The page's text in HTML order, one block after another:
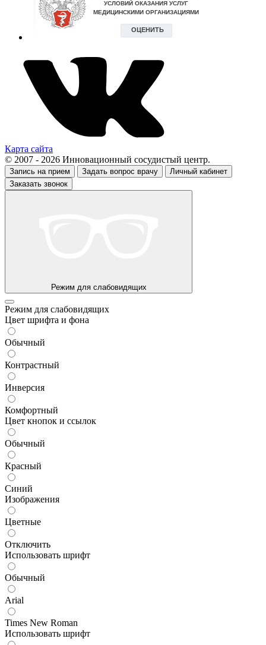
Карта сайта
© 2007 - 2026 Инновационный сосудистый центр.
Запись на прием Задать вопрос врачу
Личный кабинет
Заказать звонок
Режим для слабовидящих
Режим для слабовидящих
Цвет шрифта и фона
Обычный
Контрастный
Инверсия
Комфортный
Цвет кнопок и ссылок
Обычный
Красный
Синий
Изображения
Цветные
Отключить
Использовать шрифт
Обычный
Arial
Times New Roman
Использовать шрифт